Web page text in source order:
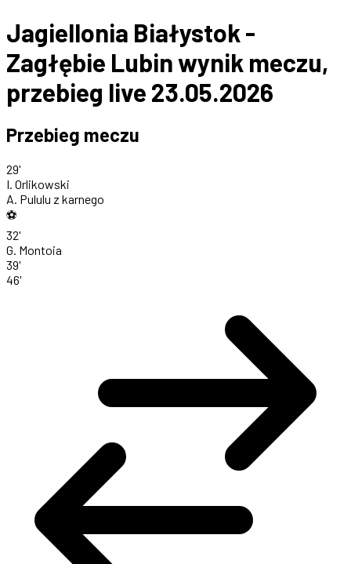
Jagiellonia Białystok -
Zagłębie Lubin wynik meczu,
przebieg live 23.05.2026
Przebieg meczu
29'
I. Orlikowski
A. Pululu z karnego
⚽
32'
G. Montoia
39'
46'